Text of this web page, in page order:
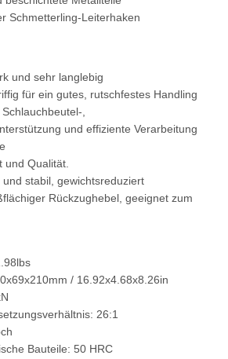
Schmetterling-Leiterhaken
und sehr langlebig
für ein gutes, rutschfestes Handling
,
und effiziente Verarbeitung
und Qualität.
und stabil, gewichtsreduziert
Rückzughebel, geeignet zum
/ 16.92x4.68x8.26in
26:1
Bauteile: 50 HRC